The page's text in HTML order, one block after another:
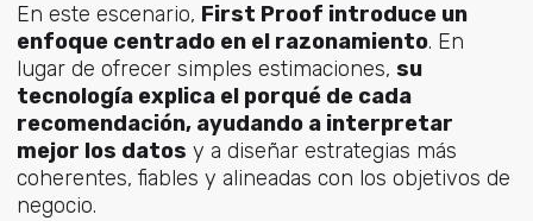
En este escenario, First Proof introduce un
enfoque centrado en el razonamiento. En
lugar de ofrecer simples estimaciones, su
tecnología explica el porqué de cada
recomendación, ayudando a interpretar
mejor los datos y a diseñar estrategias más
coherentes, fiables y alineadas con los objetivos de
negocio.